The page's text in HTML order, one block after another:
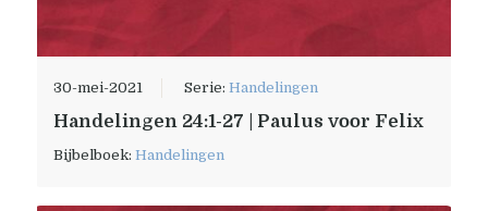
30-mei-2021 Serie:Handelingen
Handelingen 24:1-27 | Paulus voor Felix
Bijbelboek:Handelingen